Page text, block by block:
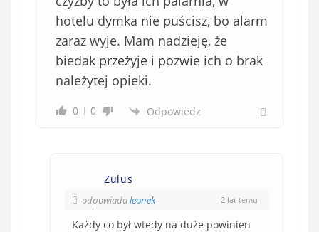
hotelu dymka nie puścisz, bo alarm
zaraz wyje. Mam nadzieję, że
biedak przeżyje i pozwie ich o brak
należytej opieki.
0 0 Odpowiedz
Zulus
odpowiadaleonek 2 lat temu
Każdy co był wtedy na duże powinien